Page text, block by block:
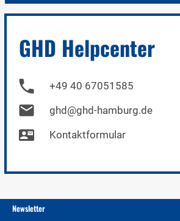
GHD Helpcenter
+49 40 67051585
ghd@ghd-hamburg.de
Kontaktformular
Newsletter